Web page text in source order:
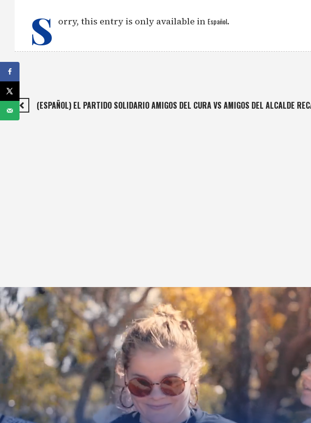
S orry, this entry is only available in Español.
(ESPAÑOL) EL PARTIDO SOLIDARIO AMIGOS DEL CURA VS AMIGOS DEL ALCALDE